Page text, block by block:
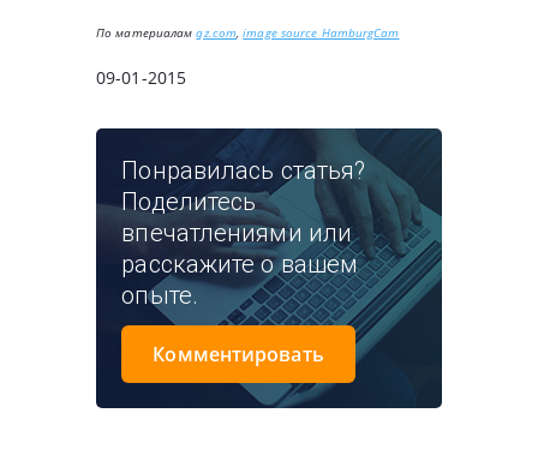
По материаламqz.com,image source HamburgCam
09-01-2015
Понравилась статья?
Поделитесь
впечатлениями или
расскажите о вашем
опыте.
Комментировать